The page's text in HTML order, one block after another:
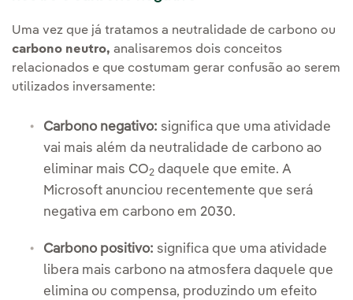
Uma vez que já tratamos a neutralidade de carbono ou
carbono neutro, analisaremos dois conceitos
relacionados e que costumam gerar confusão ao serem
utilizados inversamente:
Carbono negativo: significa que uma atividade
vai mais além da neutralidade de carbono ao
eliminar mais CO2 daquele que emite. A
Microsoft anunciou recentemente que será
negativa em carbono em 2030.
Carbono positivo: significa que uma atividade
libera mais carbono na atmosfera daquele que
elimina ou compensa, produzindo um efeito